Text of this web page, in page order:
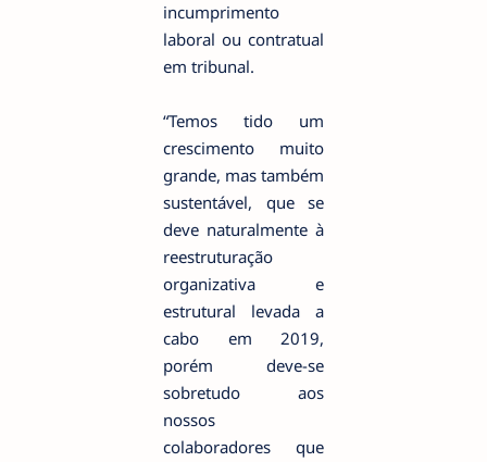
incumprimento
laboral ou contratual
em tribunal.
“Temos tido um
crescimento muito
grande, mas também
sustentável, que se
deve naturalmente à
reestruturação
organizativa e
estrutural levada a
cabo em 2019,
porém deve-se
sobretudo aos
nossos
colaboradores que